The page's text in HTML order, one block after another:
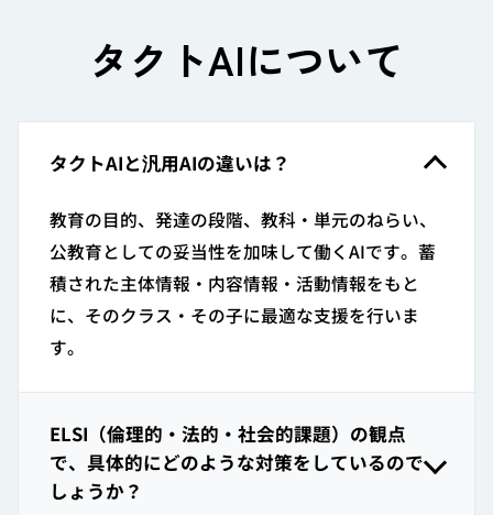
タクトAIについて
タクトAIと汎用AIの違いは？
教育の目的、発達の段階、教科・単元のねらい、
公教育としての妥当性を加味して働くAIです。蓄
積された主体情報・内容情報・活動情報をもと
に、そのクラス・その子に最適な支援を行いま
す。
ELSI（倫理的・法的・社会的課題）の観点
で、具体的にどのような対策をしているので
しょうか？